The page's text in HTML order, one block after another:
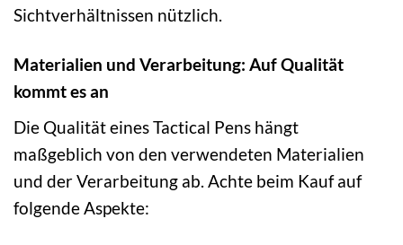
Sichtverhältnissen nützlich.
Materialien und Verarbeitung: Auf Qualität
kommt es an
Die Qualität eines Tactical Pens hängt
maßgeblich von den verwendeten Materialien
und der Verarbeitung ab. Achte beim Kauf auf
folgende Aspekte: